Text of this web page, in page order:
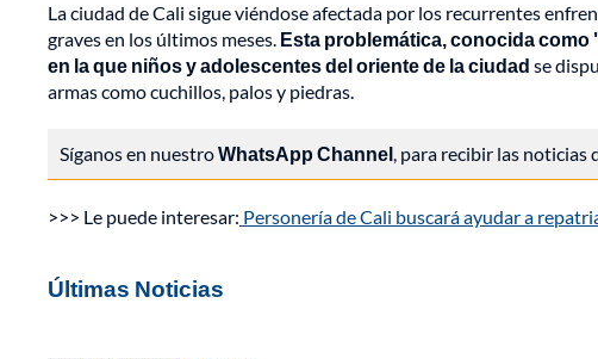
La ciudad de Cali sigue viéndose afectada por los recurrentes
graves en los últimos meses. Esta problemática, conocida
en la que niños y adolescentes del oriente de la ciudad se
armas como cuchillos, palos y piedras.
Síganos en nuestroWhatsApp Channel, para recibir las noticias
>>> Le puede interesar: Personería de Cali buscará ayudar a
Últimas Noticias